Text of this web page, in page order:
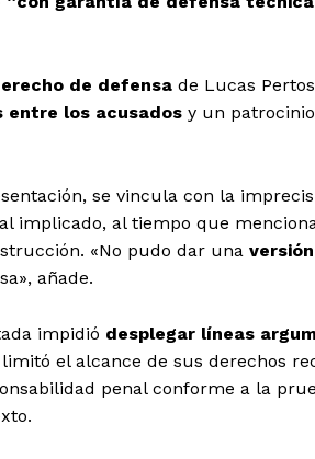
de defensa de Lucas
entre los acusados y un
se vincula con la
implicado, al tiempo que
«No pudo dar una
añade.
impidió desplegar líneas
limitó el alcance de sus derechos
penal conforme a la